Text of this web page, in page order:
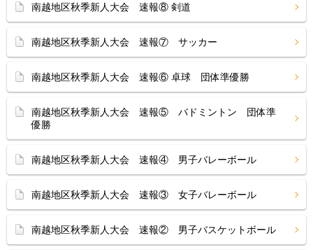
南越地区秋季新人大会 速報⑧ 剣道
南越地区秋季新人大会 速報⑦ サッカー
南越地区秋季新人大会 速報⑥ 卓球 団体準優勝
南越地区秋季新人大会 速報⑤ バドミントン 団体準
優勝
南越地区秋季新人大会 速報④ 男子バレーボール
南越地区秋季新人大会 速報③ 女子バレーボール
南越地区秋季新人大会 速報② 男子バスケットボール